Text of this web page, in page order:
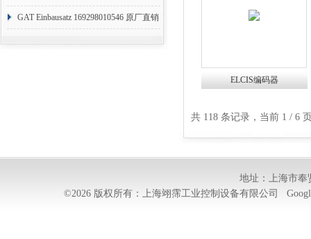
1173938
GAT Einbausatz 169298010546 原厂直销
ELCIS编码器
共 118 条记录，当前 1 / 6
地址：上海市奉
©2026 版权所有：上海翊霈工业控制设备有限公司